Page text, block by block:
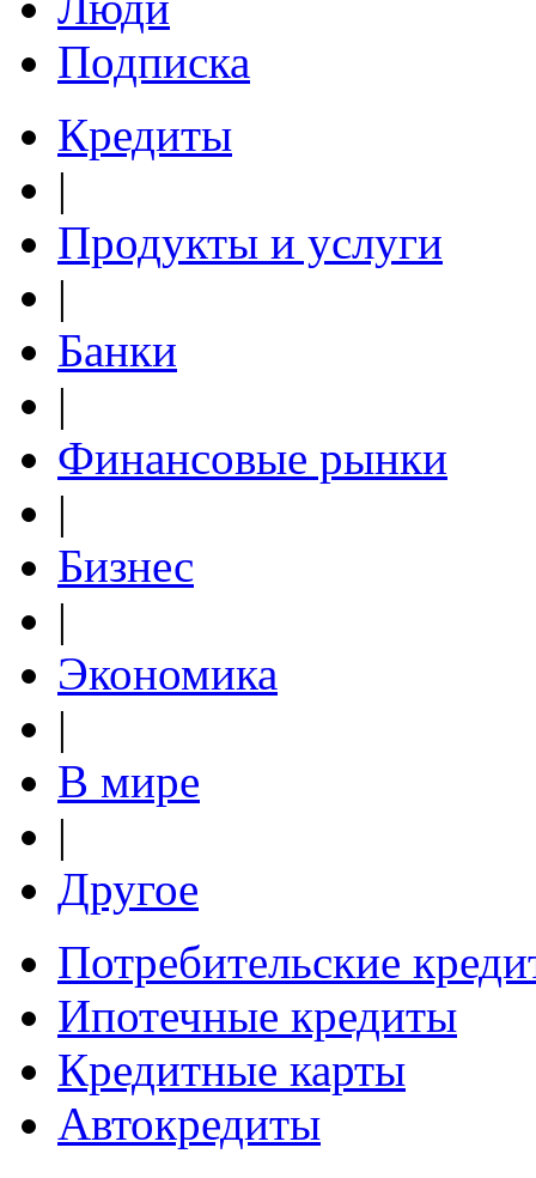
Подписка
Кредиты
|
Продукты и услуги
|
Банки
|
Финансовые рынки
|
Бизнес
|
Экономика
|
В мире
|
Другое
Потребительские
Ипотечные кредиты
Кредитные карты
Автокредиты